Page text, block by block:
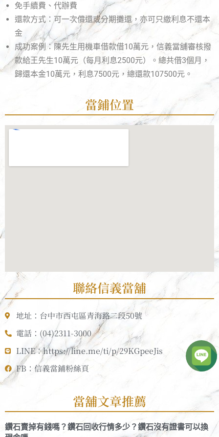
免手續費、代辦費
還款方式：可一次償還或分期攤還，亦可只繳利息不還本
金
成功案例：陳先生用機車借款借10萬元，信義當舖審核撥
款給王先生10萬元（每月利息2500元）。總共借3個月，
歸還本金10萬元，利息7500元，總還款107500元。
當鋪位置
聯絡信義當舖
地址：台中市西屯區青海路二段50號
電話：(04)2311-3000
LINE：https://line.me/ti/p/29KGpeeJis
FB：信義當鋪粉絲頁
當舖文章推薦
鑽石賣掉有錢嗎？鑽石回收行情多少？鑽石沒有證書可以換